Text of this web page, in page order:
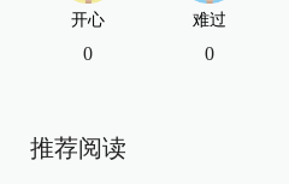
开心
0
难过
0
推荐阅读